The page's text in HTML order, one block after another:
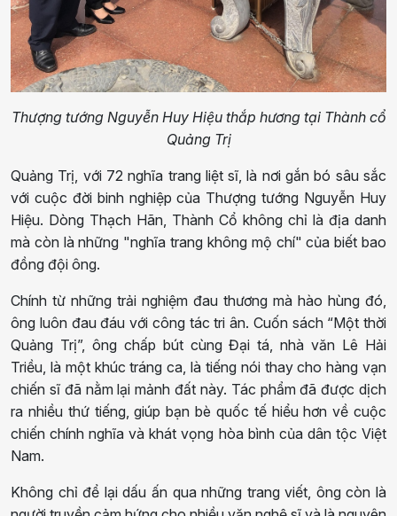
Thượng tướng Nguyễn Huy Hiệu thắp hương tại Thành cổ
Quảng Trị
Quảng Trị, với 72 nghĩa trang liệt sĩ, là nơi gắn bó sâu sắc
với cuộc đời binh nghiệp của Thượng tướng Nguyễn Huy
Hiệu. Dòng Thạch Hãn, Thành Cổ không chỉ là địa danh
mà còn là những "nghĩa trang không mộ chí" của biết bao
đồng đội ông.
Chính từ những trải nghiệm đau thương mà hào hùng đó,
ông luôn đau đáu với công tác tri ân. Cuốn sách “Một thời
Quảng Trị”, ông chấp bút cùng Đại tá, nhà văn Lê Hải
Triều, là một khúc tráng ca, là tiếng nói thay cho hàng vạn
chiến sĩ đã nằm lại mảnh đất này. Tác phẩm đã được dịch
ra nhiều thứ tiếng, giúp bạn bè quốc tế hiểu hơn về cuộc
chiến chính nghĩa và khát vọng hòa bình của dân tộc Việt
Nam.
Không chỉ để lại dấu ấn qua những trang viết, ông còn là